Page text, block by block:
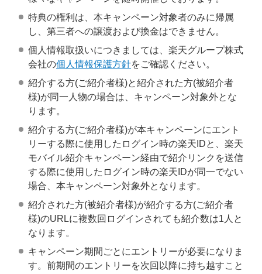
特典の権利は、本キャンペーン対象者のみに帰属
し、第三者への譲渡および換金はできません。
個人情報取扱いにつきましては、楽天グループ株式
会社の個人情報保護方針をご確認ください。
紹介する方(ご紹介者様)と紹介された方(被紹介者
様)が同一人物の場合は、キャンペーン対象外とな
ります。
紹介する方(ご紹介者様)が本キャンペーンにエント
リーする際に使用したログイン時の楽天IDと、楽天
モバイル紹介キャンペーン経由で紹介リンクを送信
する際に使用したログイン時の楽天IDが同一でない
場合、本キャンペーン対象外となります。
紹介された方(被紹介者様)が紹介する方(ご紹介者
様)のURLに複数回ログインされても紹介数は1人と
なります。
キャンペーン期間ごとにエントリーが必要になりま
す。前期間のエントリーを次回以降に持ち越すこと